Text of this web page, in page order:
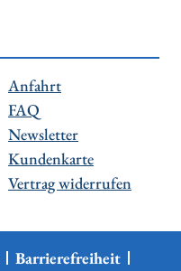
Anfahrt
FAQ
Newsletter
Kundenkarte
Vertrag widerrufen
Barrierefreiheit